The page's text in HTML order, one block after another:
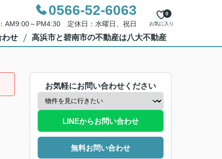
0566-52-6063
AM9:00～PM4:30 定休日：水曜日、祝日 お気に入り
0
わせ 高浜市と碧南市の不動産は八大不動産
お気軽にお問い合わせください
LINEからお問い合わせ
無料お問い合わせ